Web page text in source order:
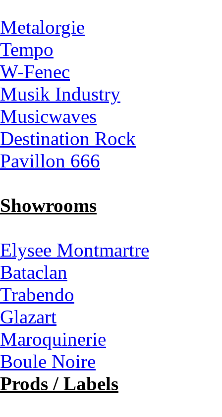
Metalorgie
Tempo
W-Fenec
Musik Industry
Musicwaves
Destination Rock
Pavillon 666
Showrooms
Elysee Montmartre
Bataclan
Trabendo
Glazart
Maroquinerie
Boule Noire
Prods / Labels